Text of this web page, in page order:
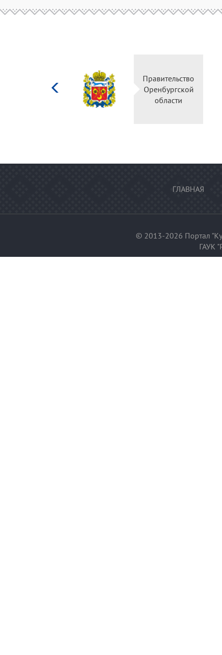
культуры
Российской
Правительство
Оренбургской
области
ГЛАВНАЯ
© 2013-2026 Портал
ГАУК